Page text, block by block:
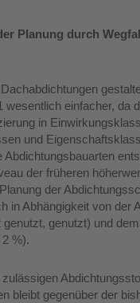
Planung durch
wesentlich einfacher, da
in
und
Abdichtungsbauarten
der früheren
der
in Abhängigkeit von der
genutzt) und
%).
bleibt gegenüber der